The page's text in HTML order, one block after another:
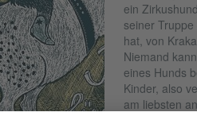
ein
seiner
hat, von
Niemand
eines Hunds
Kinder, also
am liebsten